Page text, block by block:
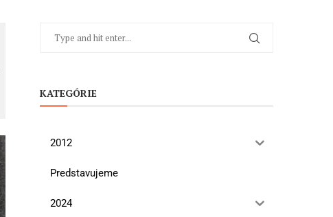
KATEGÓRIE
2012
Predstavujeme
2024